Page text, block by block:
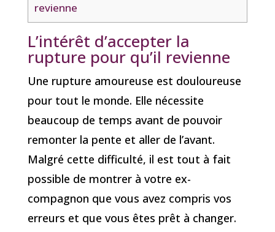
revienne
L’intérêt d’accepter la
rupture pour qu’il revienne
Une rupture amoureuse est douloureuse
pour tout le monde. Elle nécessite
beaucoup de temps avant de pouvoir
remonter la pente et aller de l’avant.
Malgré cette difficulté, il est tout à fait
possible de montrer à votre ex-
compagnon que vous avez compris vos
erreurs et que vous êtes prêt à changer.